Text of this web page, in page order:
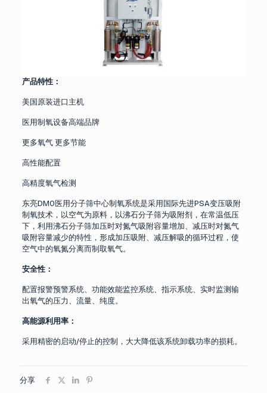
产品特性：
美国原装进口主机
医用制氧设备高端品牌
更多氧气 更多节能
高性能配置
高精度氧气检测
东亮DMO医用分子筛中心制氧系统是采用国际先进PSA变压吸附
制氧技术，以空气为原料，以沸石分子筛为吸附剂，在常温低压
下，利用沸石分子筛加压时对氮气吸附容量增加、减压时对氮气
吸附容量减少的特性，形成加压吸附、减压解吸的循环过程，使
空气中的氧氮分离而制取氧气。
安全性：
配置报警预警系统、功能效能监控系统、指示系统、实时监测输
出氧气的压力、流量、纯度。
高能源利用率：
采用精密的启动/停止的控制，大大降低该系统卸载功率的损耗。
分享